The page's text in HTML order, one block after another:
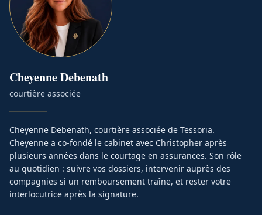
CheyenneDebenath
courtière associée
Cheyenne Debenath, courtière associée de Tessoria.
Cheyenne a co-fondé le cabinet avec Christopher après
plusieurs années dans le courtage en assurances. Son rôle
au quotidien : suivre vos dossiers, intervenir auprès des
compagnies si un remboursement traîne, et rester votre
interlocutrice après la signature.